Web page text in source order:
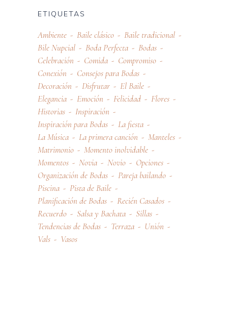
ETIQUETAS
Ambiente Baile clásico
Baile tradicional
Bile Nupcial
Boda Perfecta
Bodas
Celebración
Comida
Compromiso
Conexión
Consejos para Bodas
Decoración
Disfrutar
El Baile
Elegancia
Emoción Felicidad
Flores
Historias
Inspiración
Inspiración para Bodas
La fiesta
La Música
La primera canción
Manteles
Matrimonio
Momento inolvidable
Momentos
Novia Novio
Opciones
Organización de Bodas
Pareja bailando
Piscina
Pista de Baile
Planificación de Bodas
Recién Casados
Recuerdo
Salsa y Bachata
Sillas
Tendencias de Bodas
Terraza
Unión
Vals
Vasos